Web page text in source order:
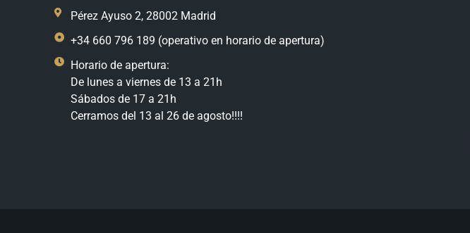
Pérez Ayuso 2, 28002 Madrid
+34 660 796 189 (operativo en horario de apertura)
Horario de apertura:
De lunes a viernes de 13 a 21h
Sábados de 17 a 21h
Cerramos del 13 al 26 de agosto!!!!